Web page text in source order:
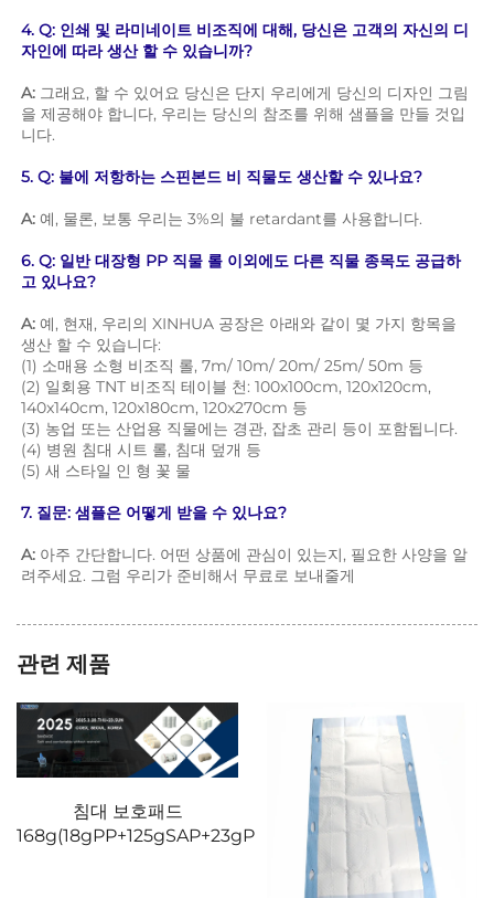
4. Q: 인쇄 및 라미네이트 비조직에 대해, 당신은 고객의 자신의 디
자인에 따라 생산 할 수 있습니까?
A: 그래요, 할 수 있어요 당신은 단지 우리에게 당신의 디자인 그림
을 제공해야 합니다, 우리는 당신의 참조를 위해 샘플을 만들 것입
니다.
5. Q: 불에 저항하는 스핀본드 비 직물도 생산할 수 있나요?
A: 예, 물론, 보통 우리는 3%의 불 retardant를 사용합니다.
6. Q: 일반 대장형 PP 직물 롤 이외에도 다른 직물 종목도 공급하
고 있나요?
A: 예, 현재, 우리의 XINHUA 공장은 아래와 같이 몇 가지 항목을
생산 할 수 있습니다:
(1) 소매용 소형 비조직 롤, 7m/ 10m/ 20m/ 25m/ 50m 등
(2) 일회용 TNT 비조직 테이블 천: 100x100cm, 120x120cm,
140x140cm, 120x180cm, 120x270cm 등
(3) 농업 또는 산업용 직물에는 경관, 잡초 관리 등이 포함됩니다.
(4) 병원 침대 시트 롤, 침대 덮개 등
(5) 새 스타일 인 형 꽃 물
7. 질문: 샘플은 어떻게 받을 수 있나요?
A: 아주 간단합니다. 어떤 상품에 관심이 있는지, 필요한 사양을 알
려주세요. 그럼 우리가 준비해서 무료로 보내줄게
관련 제품
침대 보호패드
168g(18gPP+125gSAP+23gPE)2